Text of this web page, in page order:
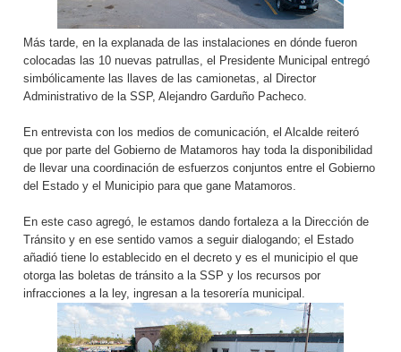
Más tarde, en la explanada de las instalaciones en dónde fueron
colocadas las 10 nuevas patrullas, el Presidente Municipal entregó
simbólicamente las llaves de las camionetas, al Director
Administrativo de la SSP, Alejandro Garduño Pacheco.
En entrevista con los medios de comunicación, el Alcalde reiteró
que por parte del Gobierno de Matamoros hay toda la disponibilidad
de llevar una coordinación de esfuerzos conjuntos entre el Gobierno
del Estado y el Municipio para que gane Matamoros.
En este caso agregó, le estamos dando fortaleza a la Dirección de
Tránsito y en ese sentido vamos a seguir dialogando; el Estado
añadió tiene lo establecido en el decreto y es el municipio el que
otorga las boletas de tránsito a la SSP y los recursos por
infracciones a la ley, ingresan a la tesorería municipal.